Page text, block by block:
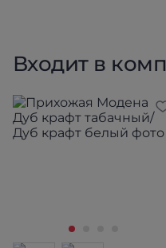
Входит в